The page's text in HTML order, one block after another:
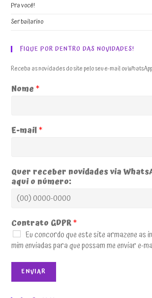
Pra você!
Ser bailarino
FIQUE POR DENTRO DAS NOVIDADES!
Receba as novidades do site pelo seu e-mail ou
Nome*
E-mail*
Quer receber novidades via
aqui o número:
Contrato GDPR*
Eu concordo que este site armazene as
mim enviadas para que possam me enviar e-
ENVIAR